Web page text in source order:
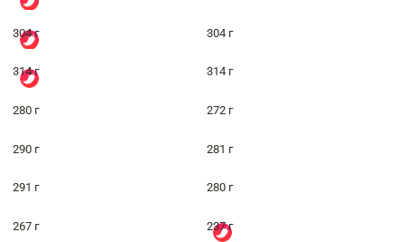
304 г 304 г
314 г 314 г
280 г 272 г
290 г 281 г
291 г 280 г
267 г 237 г